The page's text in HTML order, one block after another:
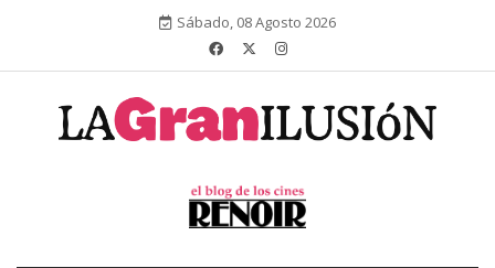
Sábado, 08 Agosto 2026